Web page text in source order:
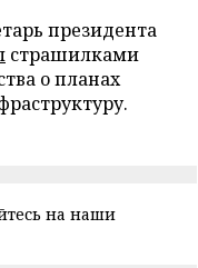
президента
страшилками
о планах
на наши